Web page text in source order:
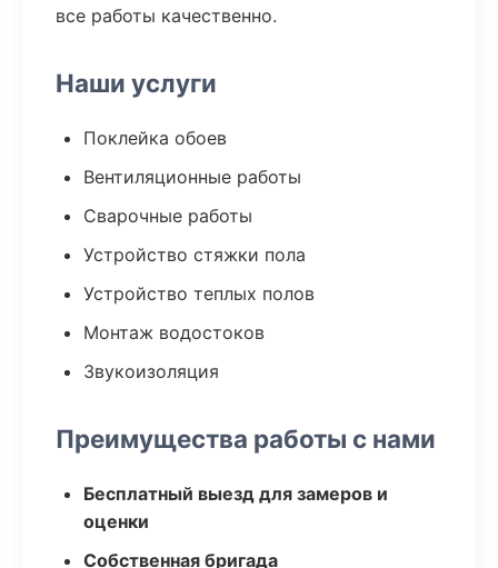
все работы качественно.
Наши услуги
Поклейка обоев
Вентиляционные работы
Сварочные работы
Устройство стяжки пола
Устройство теплых полов
Монтаж водостоков
Звукоизоляция
Преимущества работы с нами
Бесплатный выезд для замеров и
оценки
Собственная бригада